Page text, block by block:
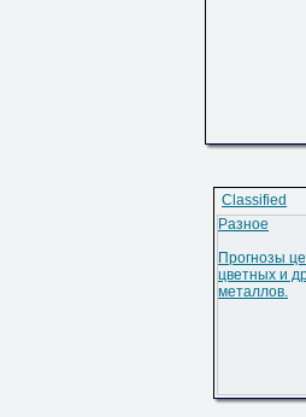
Classified
Разное
Прогнозы
цветных и
металлов.